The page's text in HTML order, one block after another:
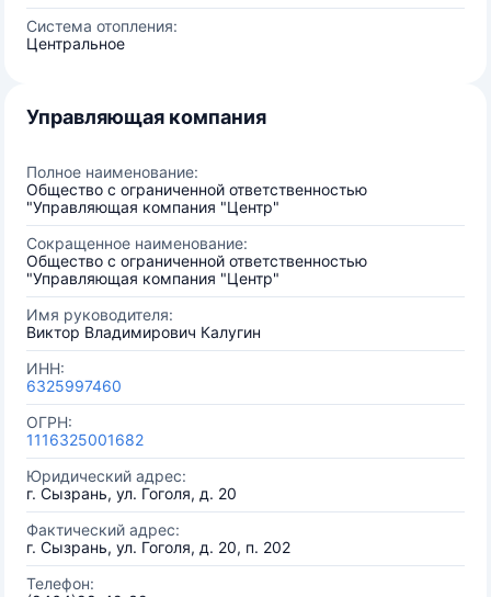
Система отопления:
Центральное
Управляющая компания
Полное наименование:
Общество с ограниченной ответственностью
"Управляющая компания "Центр"
Сокращенное наименование:
Общество с ограниченной ответственностью
"Управляющая компания "Центр"
Имя руководителя:
Виктор Владимирович Калугин
ИНН:
6325997460
ОГРН:
1116325001682
Юридический адрес:
г. Сызрань, ул. Гоголя, д. 20
Фактический адрес:
г. Сызрань, ул. Гоголя, д. 20, п. 202
Телефон: